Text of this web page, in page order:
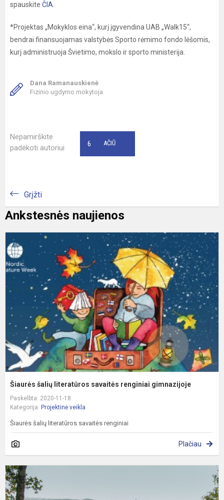
spauskite ČIA
*Projektas „Mokyklos eina“, kurį įgyvendina UAB „Walk15“,
bendrai finansuojamas valstybės Sporto rėmimo fondo lėšomis,
kurį administruoja Švietimo, mokslo ir sporto ministerija.
Dana Ramanauskienė
Fizinio ugdymo mokytoja
Nepamirškite
padėkoti autoriui
AČIŪ
6
Grįžti
Ankstesnės naujienos
Šiaurės šalių literatūros savaitės renginiai gimnazijoje
Paskelbta: 2020-11-18
Kategorija: Projektinė veikla
Šiaurės šalių literatūros savaitės renginiai
Plačiau